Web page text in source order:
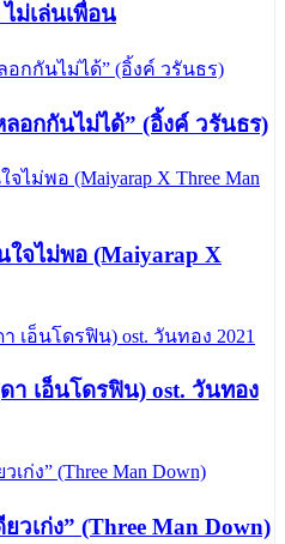
ม่เล่นเพื่อน
อกกันไม่ได้” (อิ้งค์ วรันธร)
ใจไม่พอ (Maiyarap X
า เอ็นโดรฟิน) ost. วันทอง
วเก่ง” (Three Man Down)